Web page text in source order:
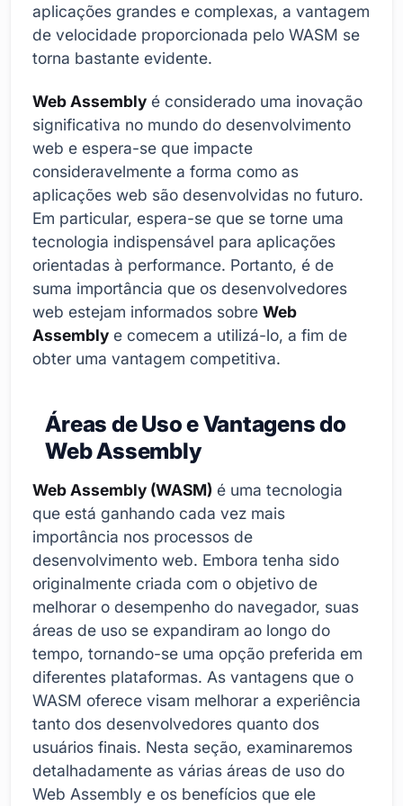
aplicações grandes e complexas, a vantagem
de velocidade proporcionada pelo WASM se
torna bastante evidente.
Web Assembly é considerado uma inovação
significativa no mundo do desenvolvimento
web e espera-se que impacte
consideravelmente a forma como as
aplicações web são desenvolvidas no futuro.
Em particular, espera-se que se torne uma
tecnologia indispensável para aplicações
orientadas à performance. Portanto, é de
suma importância que os desenvolvedores
web estejam informados sobre Web
Assembly e comecem a utilizá-lo, a fim de
obter uma vantagem competitiva.
Áreas de Uso e Vantagens do
Web Assembly
Web Assembly (WASM) é uma tecnologia
que está ganhando cada vez mais
importância nos processos de
desenvolvimento web. Embora tenha sido
originalmente criada com o objetivo de
melhorar o desempenho do navegador, suas
áreas de uso se expandiram ao longo do
tempo, tornando-se uma opção preferida em
diferentes plataformas. As vantagens que o
WASM oferece visam melhorar a experiência
tanto dos desenvolvedores quanto dos
usuários finais. Nesta seção, examinaremos
detalhadamente as várias áreas de uso do
Web Assembly e os benefícios que ele